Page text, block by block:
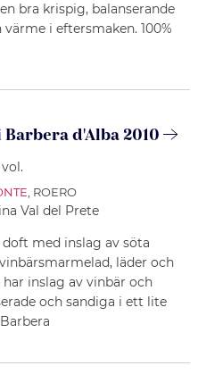
bra krispig, balanserande
i eftersmaken. 100%
d'Alba 2010
vol.
, ROERO
Val del Prete
med inslag av söta
läder och
inslag av vinbär och
och sandiga i ett lite